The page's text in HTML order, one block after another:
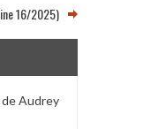
16/2025)
Audrey